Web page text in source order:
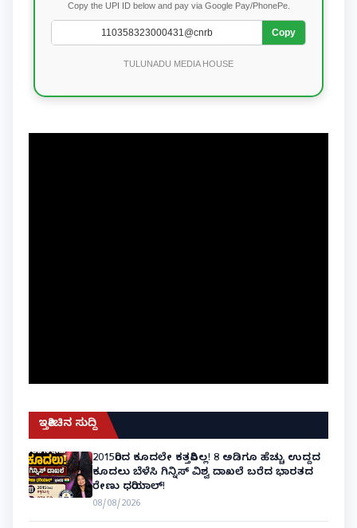
Copy the UPI ID below and pay via Google Pay/PhonePe.
Copy
TULUNADU MEDIA HOUSE
ಇತ್ತೀಚಿನ ಸುದ್ದಿ
2015ರಿಂದ ಕೂದಲೇ ಕತ್ತರಿಸಿಲ್ಲ! 8 ಅಡಿಗೂ ಹೆಚ್ಚು ಉದ್ದದ
ಕೂದಲು ಬೆಳೆಸಿ ಗಿನ್ನಿಸ್ ವಿಶ್ವ ದಾಖಲೆ ಬರೆದ ಭಾರತದ
ರೇಣು ಧರಿಯಾಲ್!
08/08/2026